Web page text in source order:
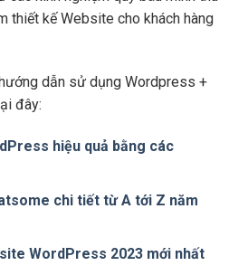
thiết kế Website cho khách hàng
dẫn sử dụng Wordpress +
đây:
hiệu quả bằng các
chi tiết từ A tới Z năm
WordPress 2023 mới nhất